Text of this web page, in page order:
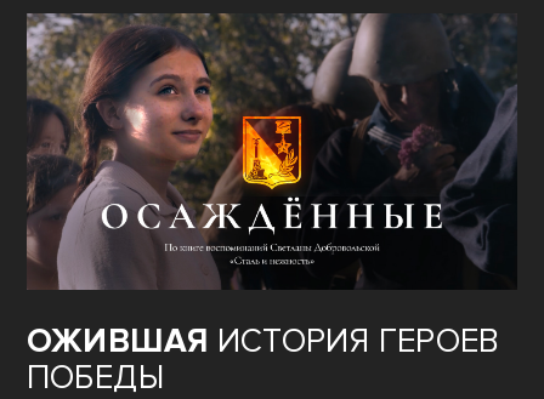
ОЖИВШАЯ ИСТОРИЯ ГЕРОЕВ
ПОБЕДЫ